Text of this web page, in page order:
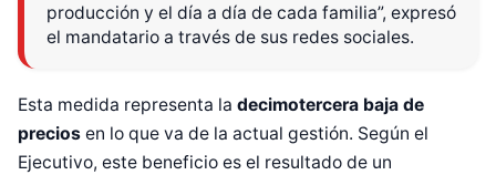
producción y el día a día de cada familia”, expresó
el mandatario a través de sus redes sociales.
Esta medida representa la decimotercera baja de
precios en lo que va de la actual gestión. Según el
Ejecutivo, este beneficio es el resultado de un